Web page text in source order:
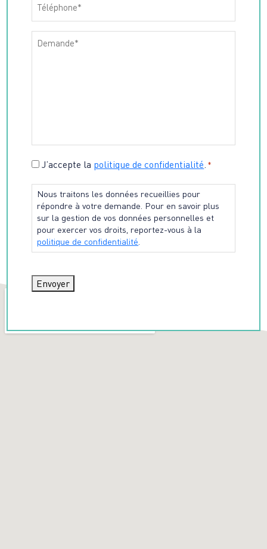
Consentement*
J’accepte la politique de confidentialité. *
Nous traitons les données recueillies pour
répondre à votre demande. Pour en savoir plus
sur la gestion de vos données personnelles et
pour exercer vos droits, reportez-vous à la
politique de confidentialité
Envoyer